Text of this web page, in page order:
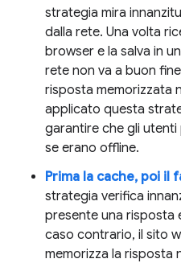
strategia mira
dalla rete. Una volta
browser e la salva in
rete non va a buon
risposta memorizzata
applicato questa
garantire che gli
se erano offline.
Prima la cache, poi il
strategia verifica
presente una risposta
caso contrario, il sito
memorizza la risposta